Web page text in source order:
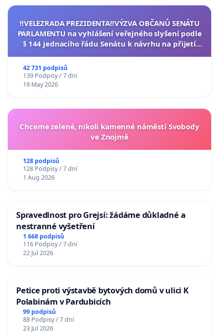
‼️VELEZRADA PREZIDENTA‼️VÝZVA OBČANŮ SENÁTU
PARLAMENTU na vyhlášení veřejného slyšení podle
§ 144 jednacího řádu Senátu k návrhu na přijetí
42 731 podpisů
139 Podpisy / 7 dní
19 May 2026
Chceme zelené, nikoli kamenné náměstí Svobody
ve Znojmě
128 podpisů
128 Podpisy / 7 dní
1 Aug 2026
Spravedlnost pro Grejsí: žádáme důkladné a
nestranné vyšetření
1 668 podpisů
116 Podpisy / 7 dní
22 Jul 2026
Petice proti výstavbě bytových domů v ulici K
Polabinám v Pardubicích
99 podpisů
88 Podpisy / 7 dní
23 Jul 2026